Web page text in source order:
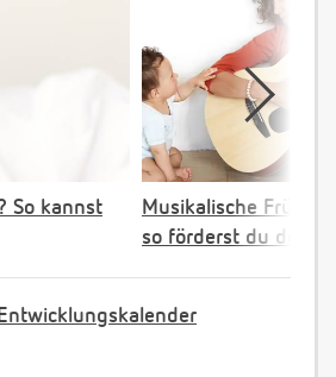
So kannst
Musikalische
so förderst du dein